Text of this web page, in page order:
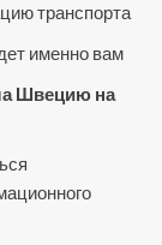
транспорта
именно вам
Швецию на